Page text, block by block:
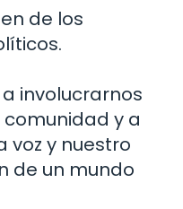
de los
involucrarnos
y a
voz y nuestro
de un mundo